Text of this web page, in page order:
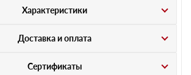
Характеристики
Доставка и оплата
Сертификаты